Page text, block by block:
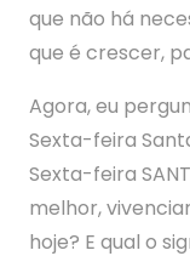
que não há
que é crescer,
Agora, eu
Sexta-feira
Sexta-feira
melhor,
hoje? E qual o